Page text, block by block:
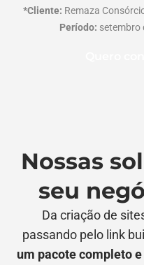
*Cliente: Remaza
Período: setembro
Nossas
seu
Da criação de
passando pelo link
um pacote completo